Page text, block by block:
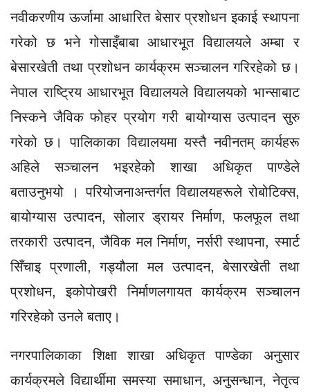
नवीकरणीय ऊर्जामा आधारित बेसार प्रशोधन इकाई स्थापना
गरेको छ भने गोसाइँबाबा आधारभूत विद्यालयले अम्बा र
बेसारखेती तथा प्रशोधन कार्यक्रम सञ्चालन गरिरहेको छ।
नेपाल राष्ट्रिय आधारभूत विद्यालयले विद्यालयको भान्साबाट
निस्कने जैविक फोहर प्रयोग गरी बायोग्यास उत्पादन सुरु
गरेको छ। पालिकाका विद्यालयमा यस्तै नवीनतम् कार्यहरू
अहिले सञ्चालन भइरहेको शाखा अधिकृत पाण्डेले
बताउनुभयो । परियोजनाअन्तर्गत विद्यालयहरूले रोबोटिक्स,
बायोग्यास उत्पादन, सोलार ड्रायर निर्माण, फलफूल तथा
तरकारी उत्पादन, जैविक मल निर्माण, नर्सरी स्थापना, स्मार्ट
सिँचाइ प्रणाली, गड्यौला मल उत्पादन, बेसारखेती तथा
प्रशोधन, इकोपोखरी निर्माणलगायत कार्यक्रम सञ्चालन
गरिरहेको उनले बताए।
नगरपालिकाका शिक्षा शाखा अधिकृत पाण्डेका अनुसार
कार्यक्रमले विद्यार्थीमा समस्या समाधान, अनुसन्धान, नेतृत्व